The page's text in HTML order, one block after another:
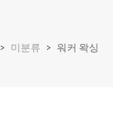
> 미분류 > 워커 왁싱